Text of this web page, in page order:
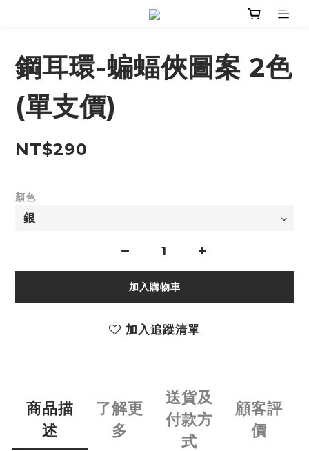
鋼耳環-蝙蝠俠圖案 2色
(單支價)
NT$290
顏色
加入購物車
加入追蹤清單
商品描
述
了解更
多
送貨及
付款方
式
顧客評
價